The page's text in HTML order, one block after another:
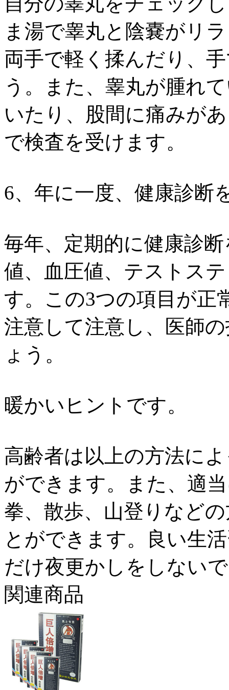
ま湯で睾丸と陰嚢がリ
両手で軽く揉んだり、
う。また、睾丸が腫れ
いたり、股間に痛みが
で検査を受けます。
6、年に一度、健康診断
毎年、定期的に健康診
値、血圧値、テストス
す。この3つの項目が正
注意して注意し、医師
ょう。
暖かいヒントです。
高齢者は以上の方法に
ができます。また、適
拳、散歩、山登りなど
とができます。良い生
だけ夜更かしをしない
関連商品